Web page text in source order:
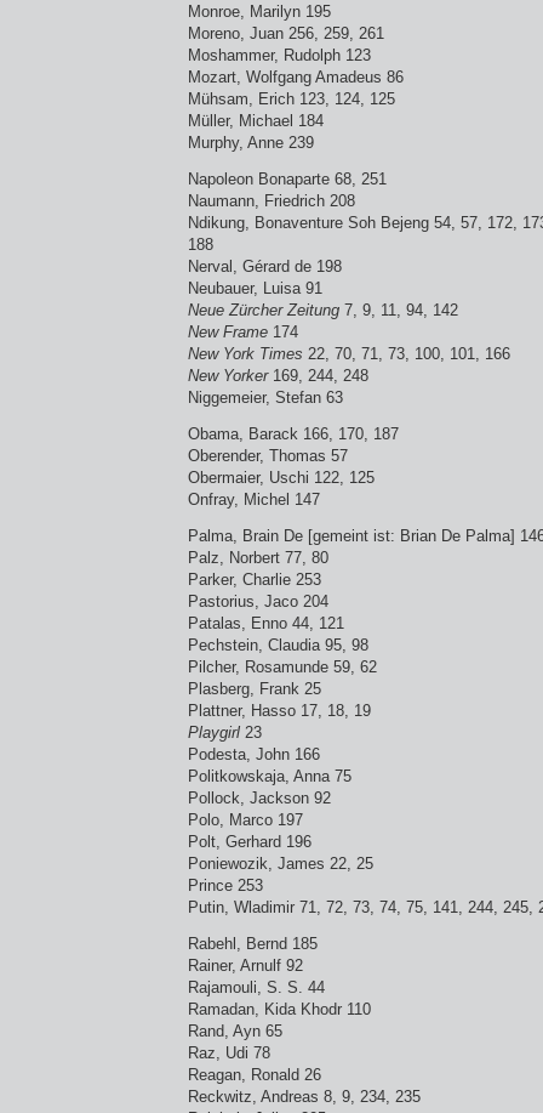
Monroe, Marilyn 195
Moreno, Juan 256, 259, 261
Moshammer, Rudolph 123
Mozart, Wolfgang Amadeus 86
Mühsam, Erich 123, 124, 125
Müller, Michael 184
Murphy, Anne 239
Napoleon Bonaparte 68, 251
Naumann, Friedrich 208
Ndikung, Bonaventure Soh Bejeng 54, 57, 172,
188
Nerval, Gérard de 198
Neubauer, Luisa 91
Neue Zürcher Zeitung 7, 9, 11, 94, 142
New Frame 174
New York Times 22, 70, 71, 73, 100, 101, 166
New Yorker169, 244, 248
Niggemeier, Stefan 63
Obama, Barack 166, 170, 187
Oberender, Thomas 57
Obermaier, Uschi 122, 125
Onfray, Michel 147
Palma, Brain De [gemeint ist: Brian De Palma]
Palz, Norbert 77, 80
Parker, Charlie 253
Pastorius, Jaco 204
Patalas, Enno 44, 121
Pechstein, Claudia 95, 98
Pilcher, Rosamunde 59, 62
Plasberg, Frank 25
Plattner, Hasso 17, 18, 19
Playgirl 23
Podesta, John 166
Politkowskaja, Anna 75
Pollock, Jackson 92
Polo, Marco 197
Polt, Gerhard 196
Poniewozik, James 22, 25
Prince 253
Putin, Wladimir 71, 72, 73, 74, 75, 141, 244, 245,
Rabehl, Bernd 185
Rainer, Arnulf 92
Rajamouli, S. S. 44
Ramadan, Kida Khodr 110
Rand, Ayn 65
Raz, Udi 78
Reagan, Ronald 26
Reckwitz, Andreas 8, 9, 234, 235